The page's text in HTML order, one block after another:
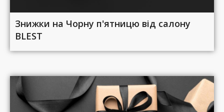
Знижки на Чорну п'ятницю від салону
BLEST